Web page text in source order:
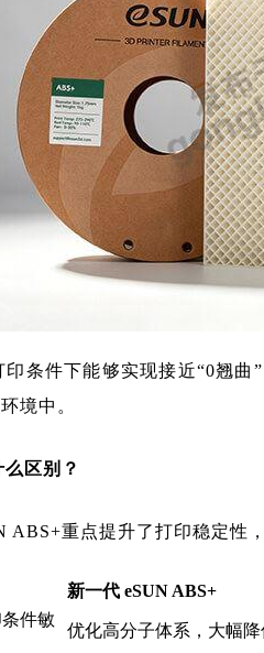
印条件下能够实现接近“0翘
境中。
区别？
ABS+重点提升了打印稳定性
新一代 eSUN ABS+
件敏
优化高分子体系，大幅